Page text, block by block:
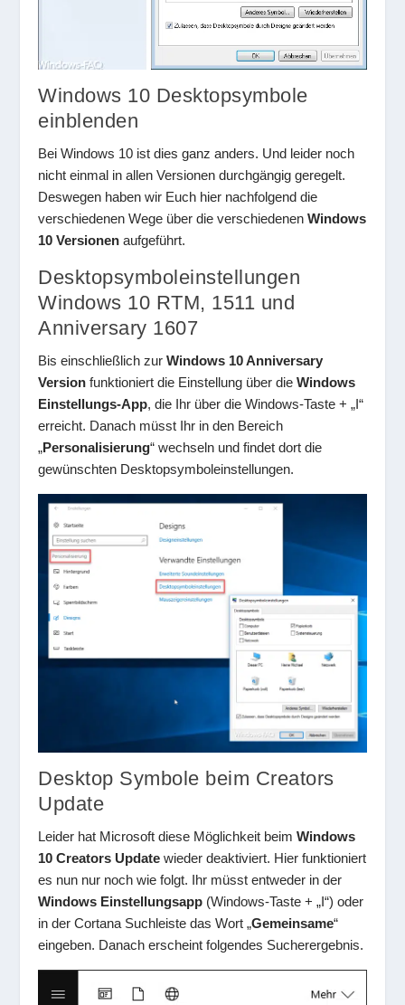
Windows 10 Desktopsymbole
einblenden
Bei Windows 10 ist dies ganz anders. Und leider noch
nicht einmal in allen Versionen durchgängig geregelt.
Deswegen haben wir Euch hier nachfolgend die
verschiedenen Wege über die verschiedenenWindows
10 Versionen aufgeführt.
Desktopsymboleinstellungen
Windows 10 RTM, 1511 und
Anniversary 1607
Bis einschließlich zurWindows 10 Anniversary
Version funktioniert die Einstellung über dieWindows
Einstellungs-App, die Ihr über die Windows-Taste + „I“
erreicht. Danach müsst Ihr in den Bereich
„Personalisierung“ wechseln und findet dort die
gewünschten Desktopsymboleinstellungen.
Desktop Symbole beim Creators
Update
Leider hat Microsoft diese Möglichkeit beimWindows
10 Creators Update wieder deaktiviert. Hier funktioniert
es nun nur noch wie folgt. Ihr müsst entweder in der
Windows Einstellungsapp (Windows-Taste + „I“) oder
in der Cortana Suchleiste das Wort „Gemeinsame“
eingeben. Danach erscheint folgendes Sucherergebnis.